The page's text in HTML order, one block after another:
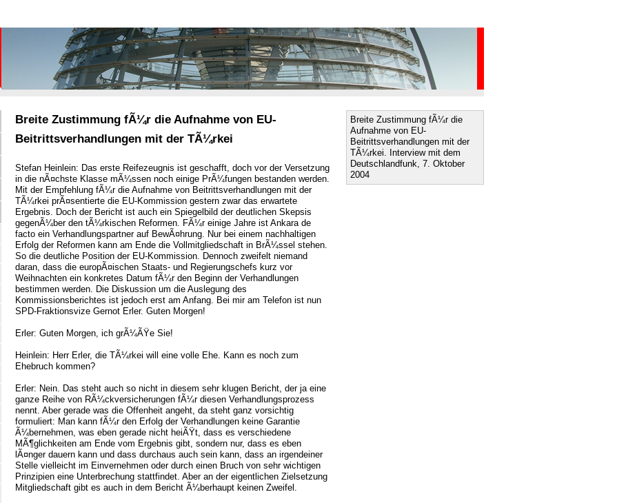
Breite Zustimmung fÃ¼r die
Aufnahme von EU-
Beitrittsverhandlungen mit der
TÃ¼rkei. Interview mit dem
Deutschlandfunk, 7. Oktober
2004
Breite Zustimmung fÃ¼r die Aufnahme von EU-
Beitrittsverhandlungen mit der TÃ¼rkei
Stefan Heinlein: Das erste Reifezeugnis ist geschafft, doch vor der Versetzung
in die nÃ¤chste Klasse mÃ¼ssen noch einige PrÃ¼fungen bestanden werden.
Mit der Empfehlung fÃ¼r die Aufnahme von Beitrittsverhandlungen mit der
TÃ¼rkei prÃ¤sentierte die EU-Kommission gestern zwar das erwartete
Ergebnis. Doch der Bericht ist auch ein Spiegelbild der deutlichen Skepsis
gegenÃ¼ber den tÃ¼rkischen Reformen. FÃ¼r einige Jahre ist Ankara de
facto ein Verhandlungspartner auf BewÃ¤hrung. Nur bei einem nachhaltigen
Erfolg der Reformen kann am Ende die Vollmitgliedschaft in BrÃ¼ssel stehen.
So die deutliche Position der EU-Kommission. Dennoch zweifelt niemand
daran, dass die europÃ¤ischen Staats- und Regierungschefs kurz vor
Weihnachten ein konkretes Datum fÃ¼r den Beginn der Verhandlungen
bestimmen werden. Die Diskussion um die Auslegung des
Kommissionsberichtes ist jedoch erst am Anfang. Bei mir am Telefon ist nun
SPD-Fraktionsvize Gernot Erler. Guten Morgen!
Erler: Guten Morgen, ich grÃ¼ÃŸe Sie!
Heinlein: Herr Erler, die TÃ¼rkei will eine volle Ehe. Kann es noch zum
Ehebruch kommen?
Erler: Nein. Das steht auch so nicht in diesem sehr klugen Bericht, der ja eine
ganze Reihe von RÃ¼ckversicherungen fÃ¼r diesen Verhandlungsprozess
nennt. Aber gerade was die Offenheit angeht, da steht ganz vorsichtig
formuliert: Man kann fÃ¼r den Erfolg der Verhandlungen keine Garantie
Ã¼bernehmen, was eben gerade nicht heiÃŸt, dass es verschiedene
MÃ¶glichkeiten am Ende vom Ergebnis gibt, sondern nur, dass es eben
lÃ¤nger dauern kann und dass durchaus auch sein kann, dass an irgendeiner
Stelle vielleicht im Einvernehmen oder durch einen Bruch von sehr wichtigen
Prinzipien eine Unterbrechung stattfindet. Aber an der eigentlichen Zielsetzung
Mitgliedschaft gibt es auch in dem Bericht Ã¼berhaupt keinen Zweifel.